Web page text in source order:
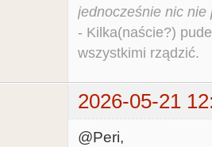
jednocześnie nic nie
- Kilka(naście?)
wszystkimi rządzić.
2026-05-21
@Peri,